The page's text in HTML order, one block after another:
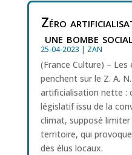
Zéro
une bombe
25-04-2023 | ZAN
(France Culture) –
penchent sur le Z. A.
artificialisation nette :
législatif issu de la
climat, supposé
territoire, qui
des élus locaux.